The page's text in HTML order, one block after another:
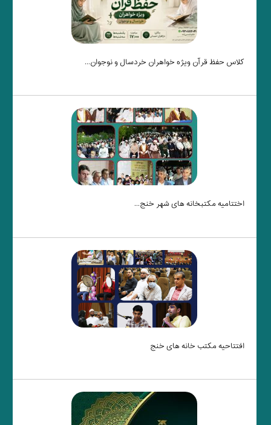
کلاس حفظ قرآن ویژه خواهران خردسال و نوجوان...
اختتامیه مکتبخانه های شهر خنج...
افتتاحیه مکتب خانه های خنج